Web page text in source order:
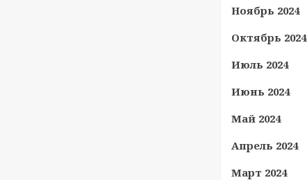
Ноябрь 2024
Октябрь 2024
Июль 2024
Июнь 2024
Май 2024
Апрель 2024
Март 2024